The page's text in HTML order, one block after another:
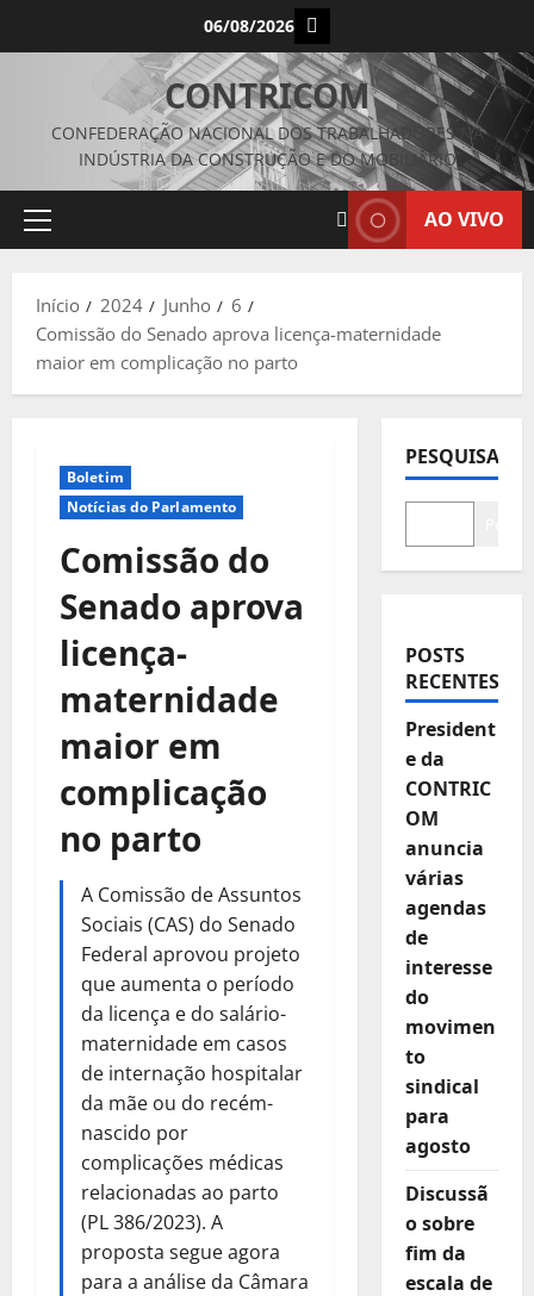
06/08/2026 Instagram
CONTRICOM
CONFEDERAÇÃO NACIONAL DOS TRABALHADORES NA
INDÚSTRIA DA CONSTRUÇÃO E DO MOBILIÁRIO
Menu
AO VIVO
Início 2024 Junho
6
Comissão do Senado aprova licença-maternidade
maior em complicação no parto
Boletim
Notícias do Parlamento
Comissão do
Senado aprova
licença-
maternidade
maior em
complicação
no parto
A Comissão de Assuntos
Sociais (CAS) do Senado
Federal aprovou projeto
que aumenta o período
da licença e do salário-
maternidade em casos
de internação hospitalar
da mãe ou do recém-
nascido por
complicações médicas
relacionadas ao parto
(PL 386/2023). A
proposta segue agora
para a análise da Câmara
PESQUISAR
POSTS
RECENTES
President
e da
CONTRIC
OM
anuncia
várias
agendas
de
interesse
do
movimen
to
sindical
para
agosto
Discussã
o sobre
fim da
escala de